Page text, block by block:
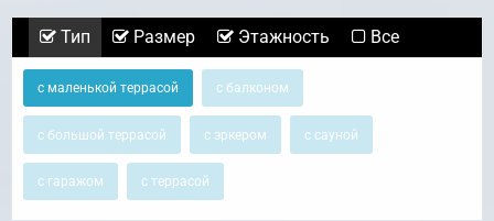
Тип Размер Этажность Все
с маленькой террасой с балконом
с большой террасой с эркером с сауной
с гаражом с террасой